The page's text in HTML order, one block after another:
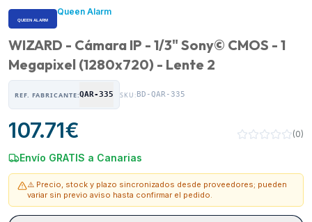
Queen Alarm
WIZARD - Cámara IP - 1/3" Sony© CMOS - 1
Megapixel (1280x720) - Lente 2
REF. FABRICANTE:QAR-335 SKU:BD-QAR-335
107.71€ (0)
Envío GRATIS a Canarias
⚠️ Precio, stock y plazo sincronizados desde proveedores; pueden
variar sin previo aviso hasta confirmar el pedido.